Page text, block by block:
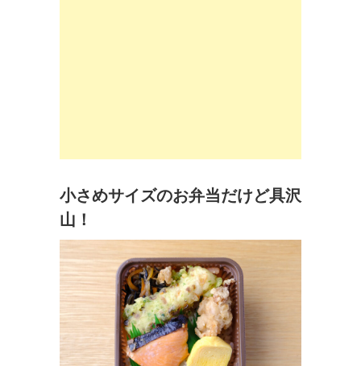
小さめサイズのお弁当だけど具沢
山！